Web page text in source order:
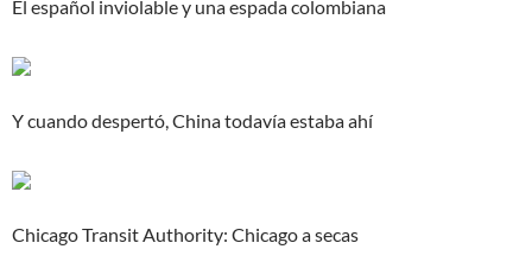
El español inviolable y una espada colombiana
Y cuando despertó, China todavía estaba ahí
Chicago Transit Authority: Chicago a secas